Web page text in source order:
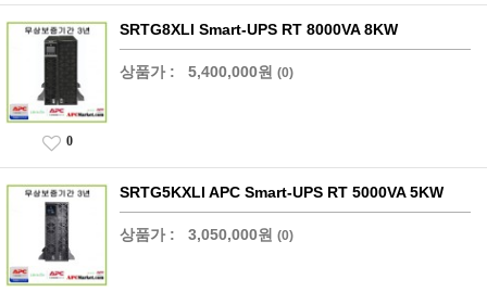
SRTG8XLI Smart-UPS RT 8000VA 8KW
상품가 : 5,400,000원 (0)
0
SRTG5KXLI APC Smart-UPS RT 5000VA 5KW
상품가 : 3,050,000원 (0)